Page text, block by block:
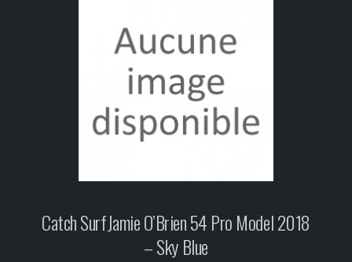
Catch SurfJamie O’Brien 54 Pro Model 2018
– Sky Blue